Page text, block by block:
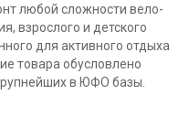
любой сложности вело-
взрослого и детского
для активного отдыха
товара обусловлено
в ЮФО базы.